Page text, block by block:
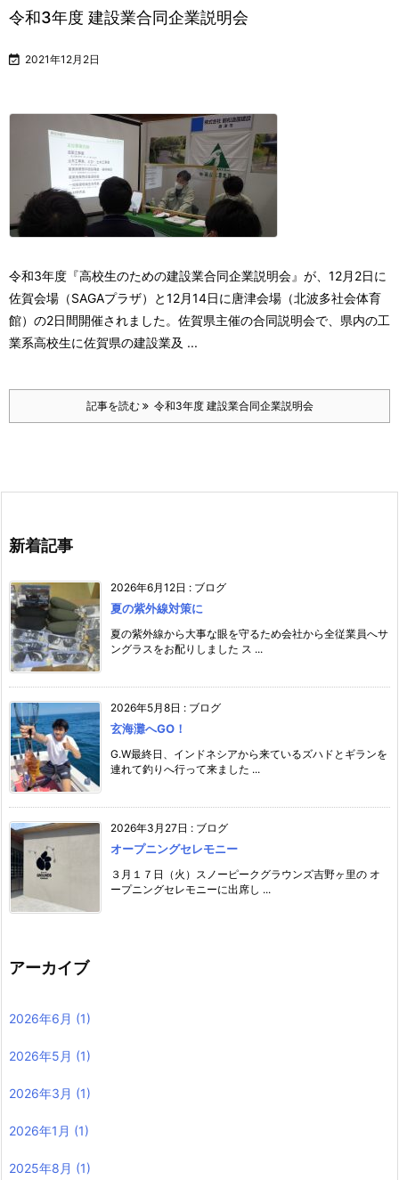
令和3年度 建設業合同企業説明会
 2021年12月2日
令和3年度『高校生のための建設業合同企業説明会』が、12月2日に
佐賀会場（SAGAプラザ）と12月14日に唐津会場（北波多社会体育
館）の2日間開催されました。 佐賀県主催の合同説明会で、県内の工
業系高校生に佐賀県の建設業及 ...
記事を読む 令和3年度 建設業合同企業説明会
新着記事
2026年6月12日 : ブログ
夏の紫外線対策に
夏の紫外線から大事な眼を守るため会社から全従業員へサ
ングラスをお配りしました ス ...
2026年5月8日 : ブログ
玄海灘へGO！
G.W最終日、インドネシアから来ているズハドとギランを
連れて釣りへ行って来ました ...
2026年3月27日 : ブログ
オープニングセレモニー
３月１７日（火）スノーピークグラウンズ吉野ヶ里の オ
ープニングセレモニーに出席し ...
アーカイブ
2026年6月 (1)
2026年5月 (1)
2026年3月 (1)
2026年1月 (1)
2025年8月 (1)